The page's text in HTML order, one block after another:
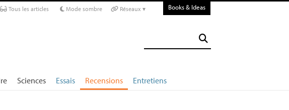
Tous les articles Mode sombre Réseaux ▾ Books & Ideas
Sciences Essais Recensions Entretiens